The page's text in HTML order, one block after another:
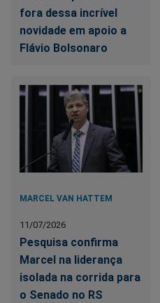
fora dessa incrível
novidade em apoio a
Flávio Bolsonaro
MARCEL VAN HATTEM
11/07/2026
Pesquisa confirma
Marcel na liderança
isolada na corrida para
o Senado no RS